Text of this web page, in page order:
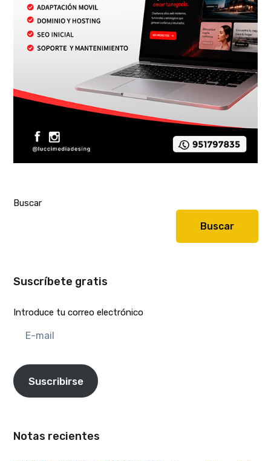
Buscar
Buscar
Suscríbete gratis
Introduce tu correo electrónico
mail
Suscribirse
Notas recientes